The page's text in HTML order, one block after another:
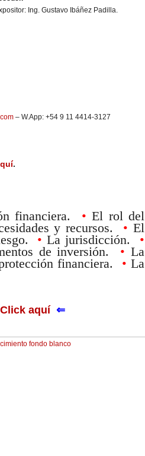
Ing. Gustavo Ibáñez Padilla.
– W.App: +54 9 11 4414-3127
.
financiera. •El rol del
y recursos. •El
•La jurisdicción. •
de inversión. •La
financiera. •La
Click aquí ⇐